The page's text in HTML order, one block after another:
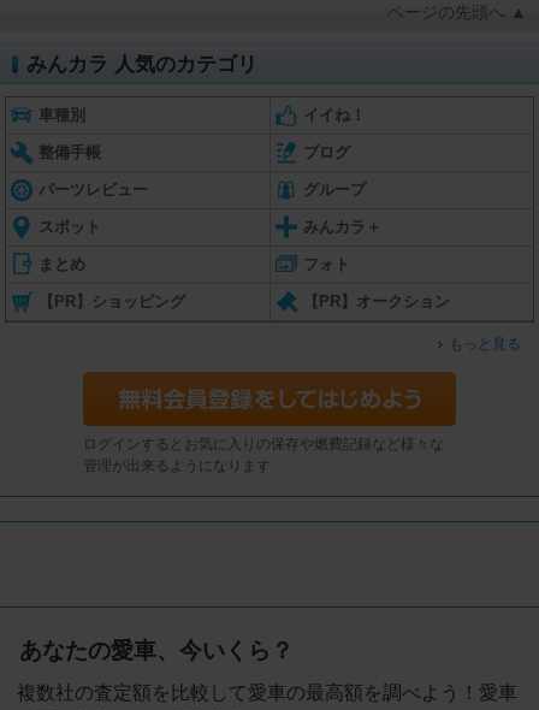
ページの先頭へ ▲
みんカラ 人気のカテゴリ
車種別 イイね！
整備手帳 ブログ
パーツレビュー グループ
スポット みんカラ＋
まとめ フォト
【PR】ショッピング 【PR】オークション
もっと見る
ログインするとお気に入りの保存や燃費記録など様々な
管理が出来るようになります
あなたの愛車、今いくら？
複数社の査定額を比較して愛車の最高額を調べよう！愛車